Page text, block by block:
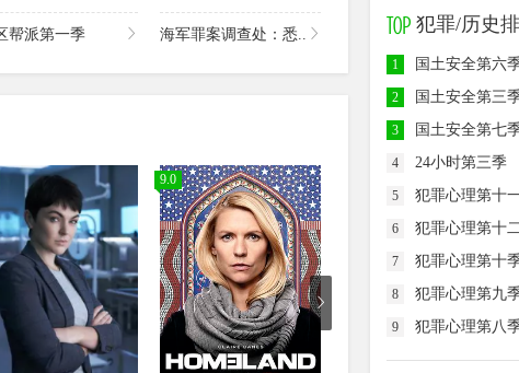
帮派第一季 海军罪案调查处：悉..
9.0
犯罪/历史
1
国土安全第六
2
国土安全第三
3
国土安全第七
4
24小时第三季
5
犯罪心理第十
6
犯罪心理第十
7
犯罪心理第十
8
犯罪心理第九
9 犯罪心理第八